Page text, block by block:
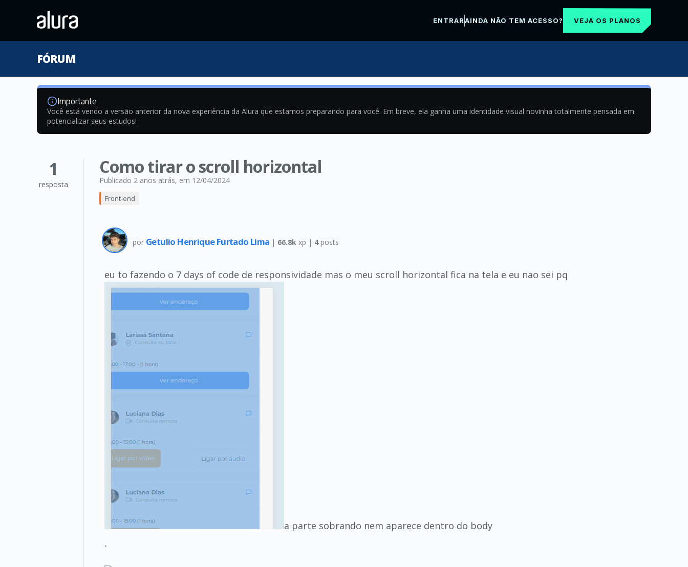
ENTRARAINDA NÃO TEM ACESSO? VEJA OS PLANOS
FÓRUM
Importante
Você está vendo a versão anterior da nova experiência da Alura que estamos preparando para você. Em breve, ela ganha uma identidade visual novinha totalmente pensada em
potencializar seus estudos!
1
resposta
Como tirar o scroll horizontal
Publicado 2 anos atrás, em 12/04/2024
Front-end
por Getulio Henrique Furtado Lima | 66.8k xp | 4posts
eu to fazendo o 7 days of code de responsividade mas o meu scroll horizontal fica na tela e eu nao sei pq
a parte sobrando nem aparece dentro do body
`